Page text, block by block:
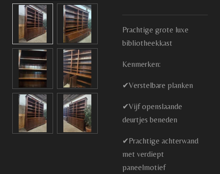
Prachtige grote luxe
bibliotheekkast
Kenmerken:
✔Verstelbare planken
✔Vijf openslaande
deurtjes beneden
✔Prachtige achterwand
met verdiept
paneelmotief